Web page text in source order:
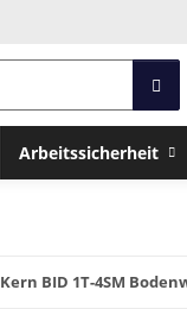
Arbeitssicherheit
Kern BID 1T-4SM